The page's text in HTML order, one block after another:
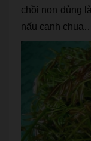
chồi non dùng
nấu canh